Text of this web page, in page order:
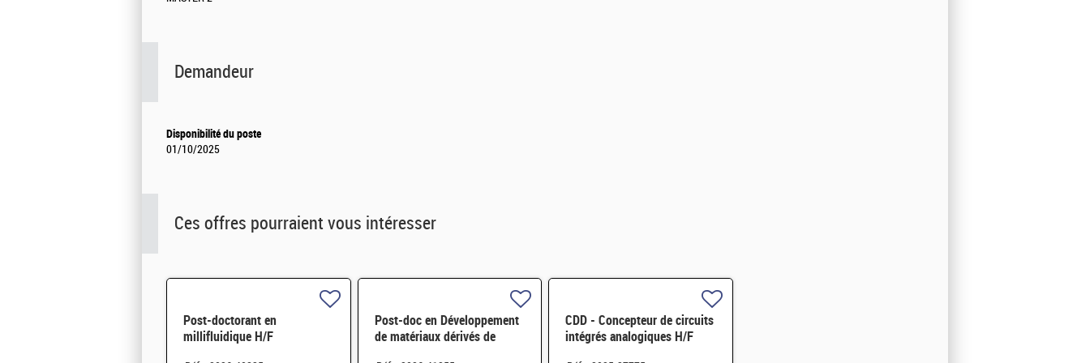
Demandeur
Disponibilité du poste
01/10/2025
Ces offres pourraient vous intéresser
Post-doctorant en
millifluidique H/F
Post-doc en Développement
de matériaux dérivés de
CDD - Concepteur de circuits
intégrés analogiques H/F